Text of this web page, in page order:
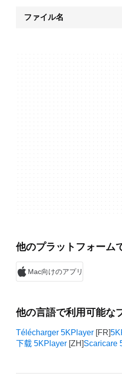
ファイル名
他のプラットフォーム
Mac向けのアプリ
他の言語で利用可能な
Télécharger 5KPlayer
下载 5KPlayer
Scaricare